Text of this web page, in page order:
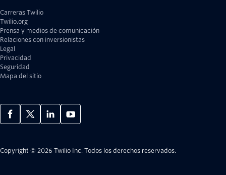
Carreras Twilio
Twilio.org
Prensa y medios de comunicación
Relaciones con inversionistas
Legal
Privacidad
Seguridad
Mapa del sitio
Copyright © 2026 Twilio Inc. Todos los derechos reservados.